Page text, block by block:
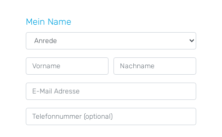
Mein Name
E-Mail Adresse